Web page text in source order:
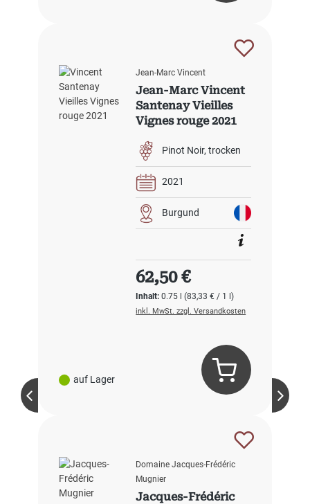
auf Lager
Jean-Marc Vincent
Jean-Marc Vincent
Santenay Vieilles
Vignes rouge 2021
Pinot Noir trocken
2021
Burgund
Inhalt:0.75 l(83,33 € / 1 l)
Regulärer Preis:
62,50 €
inkl. MwSt. zzgl. Versandkosten
Domaine Jacques-Frédéric
Mugnier
Jacques-Frédéric